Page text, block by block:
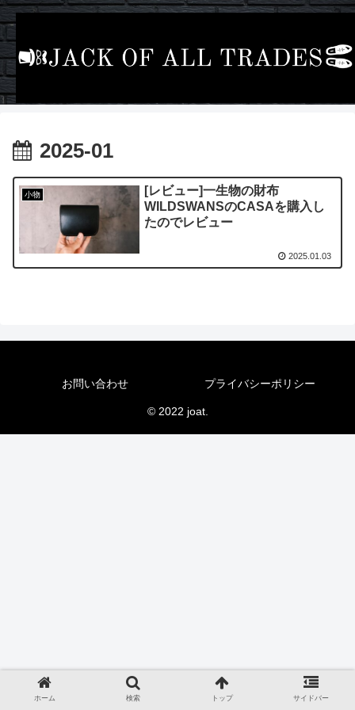
2025-01
小物
[レビュー]一生物の財布
WILDSWANSのCASAを購入し
たのでレビュー
2025.01.03
お問い合わせ プライバシーポリシー
© 2022 joat.
ホーム 検索 トップ サイドバー